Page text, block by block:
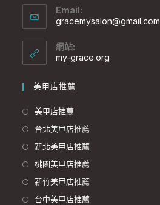
Email:
gracemysalon@gmail.com
網站:
my-grace.org
美甲店推薦
美甲店推薦
台北美甲店推薦
新北美甲店推薦
桃園美甲店推薦
新竹美甲店推薦
台中美甲店推薦